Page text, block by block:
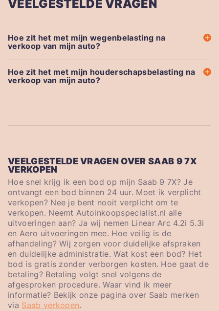
VEELGESTELDE VRAGEN
Hoe zit het met mijn wegenbelasting na
verkoop van mijn auto?
Hoe zit het met mijn houderschapsbelasting na
verkoop van mijn auto?
VEELGESTELDE VRAGEN OVER SAAB 9 7X
VERKOPEN
Hoe snel krijg ik een bod op mijn Saab 9 7X? Je
ontvangt een bod binnen 24 uur. Moet ik verplicht
verkopen? Nee je bent nooit verplicht om te
verkopen. Neemt Autoinkoopspecialist.nl alle
uitvoeringen aan? Ja wij nemen Linear Arc 4.2i 5.3i
en Aero uitvoeringen mee. Hoe veilig is de
afhandeling? Wij zorgen voor duidelijke afspraken
en duidelijke administratie. Wat kost een bod? Het
bod is gratis zonder verborgen kosten. Hoe gaat de
betaling? Betaling volgt snel volgens de
afgesproken procedure. Waar vind ik meer
informatie? Bekijk onze pagina over Saab merken
via Saab verkopen.